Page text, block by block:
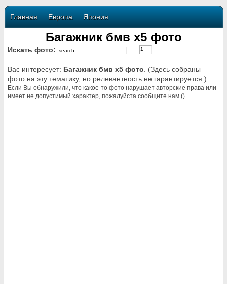
Главная Европа Япония
Багажник бмв х5 фото
Искать фото:
Вас интересует: Багажник бмв х5 фото . (Здесь собраны
фото на эту тематику, но релевантность не гарантируется.)
Если Вы обнаружили, что какое-то фото нарушает авторские права или
имеет не допустимый характер, пожалуйста сообщите нам ().